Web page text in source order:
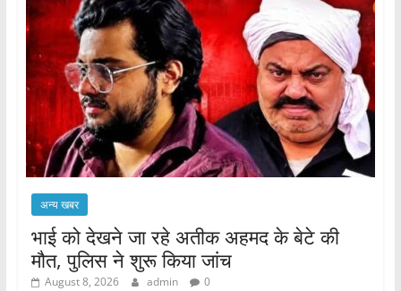
अन्य खबर
भाई को देखने जा रहे अतीक अहमद के बेटे की
मौत, पुलिस ने शुरू किया जांच
August 8, 2026 admin 0